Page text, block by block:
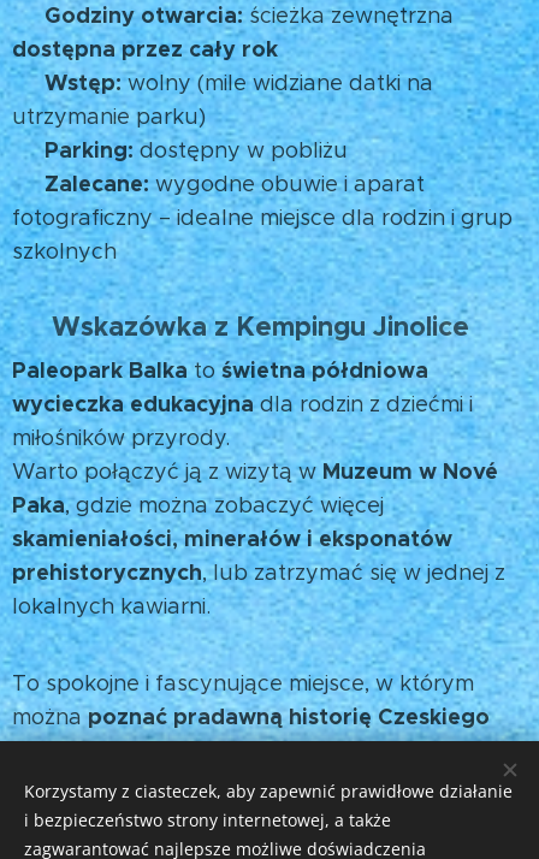
🕒Godziny otwarcia:ścieżka zewnętrzna
dostępna przez cały rok
🎟️ Wstęp:wolny (mile widziane datki na
utrzymanie parku)
🚗Parking:dostępny w pobliżu
👟 Zalecane: wygodne obuwie i aparat
fotograficzny – idealne miejsce dla rodzin i grup
szkolnych
💡Wskazówka z Kempingu Jinolice
Paleopark Balkato świetna półdniowa
wycieczka edukacyjnadla rodzin z dziećmi i
miłośników przyrody.
Warto połączyć ją z wizytą w Muzeum w Nové
Paka, gdzie można zobaczyć więcej
skamieniałości, minerałów i eksponatów
prehistorycznych, lub zatrzymać się w jednej z
lokalnych kawiarni. ☕
To spokojne i fascynujące miejsce, w którym
możnapoznać pradawną historię Czeskiego
Raju
Korzystamy z ciasteczek, aby zapewnić prawidłowe działanie
i bezpieczeństwo strony internetowej, a także
zagwarantować najlepsze możliwe doświadczenia